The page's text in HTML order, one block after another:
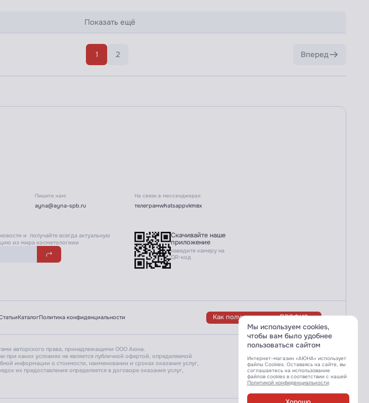
Показать ещё
1 2 Вперед
Пишите нам:
ayna@ayna-spb.ru
На связи в мессенджерах:
телеграмwhatsappvkmax
и получайте всегда актуальную
из мира косметологиии
Скачивайте наше
приложение
наведите камеру на
QR-код
КаталогПолитика конфиденциальности Как получить статус ПРОФИ?
авторского права, принадлежащими ООО Аюна.
каких условиях не является публичной офертой, определяемой
информации о стоимости, наименовании и сроках оказания услуг,
их предоставления определяется в договоре оказания услуг,
Разработка сайта:
Мы используем cookies,
чтобы вам было удобнее
пользоваться сайтом
Интернет-магазин «АЮНА» использует
файлы Cookies. Оставаясь на сайте, вы
соглашаетесь на использование
файлов cookies в соответствии с нашей
Политикой конфиденциальности.